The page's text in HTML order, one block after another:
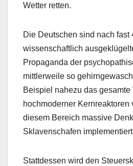
Wetter retten.
Die Deutschen sind nach fast
wissenschaftlich
Propaganda der
mittlerweile so
Beispiel nahezu das gesamte
hochmoderner Kernreaktoren
diesem Bereich massive
Sklavenschafen
Stattdessen wird den